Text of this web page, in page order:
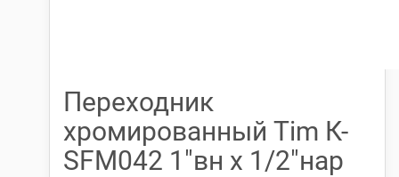
Переходник
хромированный Tim К-
SFM042 1″вн х 1/2″нар